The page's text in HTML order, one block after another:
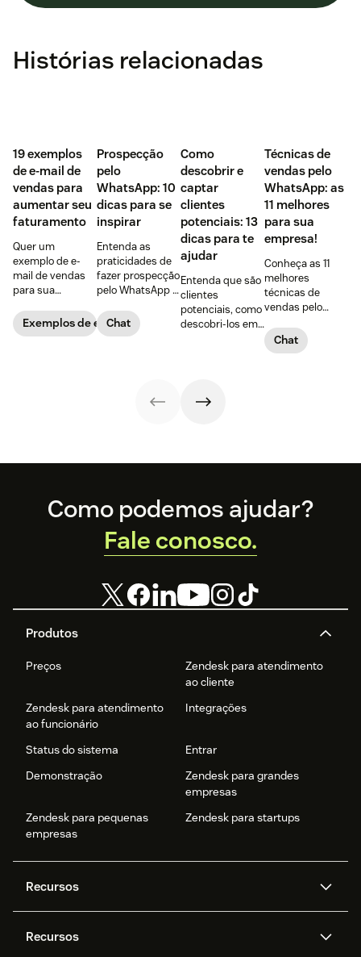
Histórias relacionadas
‌19 exemplos
de e-mail de
vendas para
aumentar seu
faturamento
Quer um
exemplo de e-
mail de vendas
para sua
Confira 19
opções, incluindo
Exemplos de e-mails de vendas
Prospecção
pelo
WhatsApp: 10
dicas para se
inspirar
Entenda as
praticidades de
fazer prospecção
pelo WhatsApp +
PRÁTICAS para
começar agora
Chat
Como
descobrir e
captar
clientes
potenciais: 13
dicas para te
ajudar
Entenda que são
clientes
potenciais, como
descobri-los em
internet e
convertê-los com
Técnicas de
vendas pelo
WhatsApp: as
11 melhores
para sua
empresa!
Conheça as 11
melhores
técnicas de
vendas pelo
vantagens de
usar a
Chat
Footer
Produtos
Preços
Zendesk para atendimento
ao cliente
Zendesk para atendimento
ao funcionário
Integrações
Status do sistema
Entrar
Demonstração
Zendesk para grandes
empresas
Zendesk para pequenas
empresas
Zendesk para startups
Recursos
Zendesk AI
Mensagens e chat em tempo
Recursos
Como podemos ajudar?
Fale conosco.